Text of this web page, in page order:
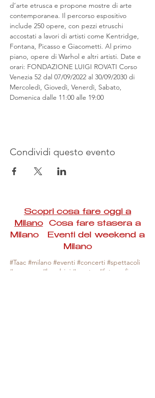
d’arte etrusca e propone mostre di arte
contemporanea. Il percorso espositivo
include 250 opere, con pezzi etruschi
accostati a lavori di artisti come Kentridge,
Fontana, Picasso e Giacometti. Al primo
piano, opere di Warhol e altri artisti. Date e
orari: FONDAZIONE LUIGI ROVATI Corso
Venezia 52 dal 07/09/2022 al 30/09/2030 di
Mercoledì, Giovedì, Venerdì, Sabato,
Domenica dalle 11:00 alle 19:00
Condividi questo evento
Scopri cosa fare oggi a
MilanoCosa fare stasera a
Milano Eventi del weekend a
Milano
#Taac #milano #eventi #concerti #spettacoli
#rassegne #bambini #mostre #fotografia